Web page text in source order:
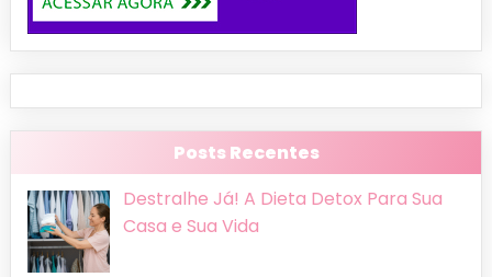
Posts Recentes
Destralhe Já! A Dieta Detox Para Sua
Casa e Sua Vida